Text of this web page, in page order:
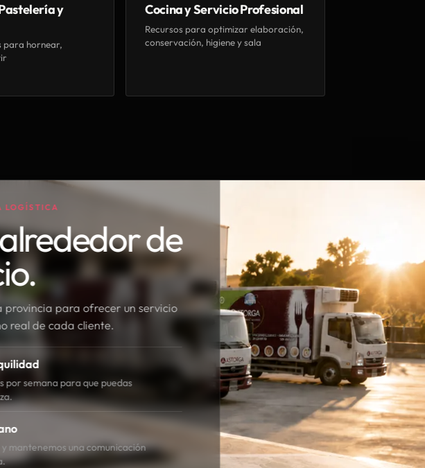
y
para hornear,
Cocina y Servicio Profesional
Recursos para optimizar elaboración,
conservación, higiene y sala
LOGÍSTICA
de
provincia para ofrecer un servicio
real de cada cliente.
por semana para que puedas
mantenemos una comunicación